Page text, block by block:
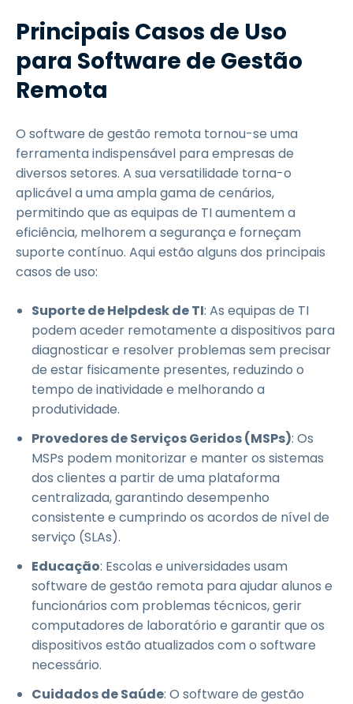
Principais Casos de Uso
para Software de Gestão
Remota
O software de gestão remota tornou-se uma
ferramenta indispensável para empresas de
diversos setores. A sua versatilidade torna-o
aplicável a uma ampla gama de cenários,
permitindo que as equipas de TI aumentem a
eficiência, melhorem a segurança e forneçam
suporte contínuo. Aqui estão alguns dos principais
casos de uso:
Suporte de Helpdesk de TI: As equipas de TI
podem aceder remotamente a dispositivos para
diagnosticar e resolver problemas sem precisar
de estar fisicamente presentes, reduzindo o
tempo de inatividade e melhorando a
produtividade.
Provedores de Serviços Geridos (MSPs): Os
MSPs podem monitorizar e manter os sistemas
dos clientes a partir de uma plataforma
centralizada, garantindo desempenho
consistente e cumprindo os acordos de nível de
serviço (SLAs).
Educação: Escolas e universidades usam
software de gestão remota para ajudar alunos e
funcionários com problemas técnicos, gerir
computadores de laboratório e garantir que os
dispositivos estão atualizados com o software
necessário.
Cuidados de Saúde: O software de gestão